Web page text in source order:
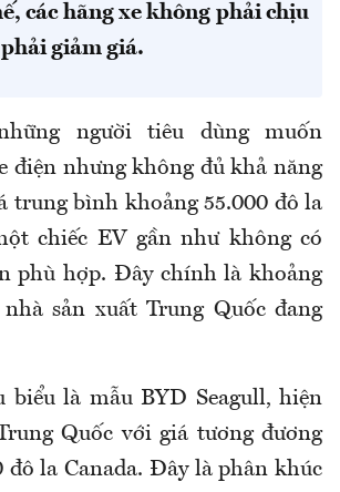
các hãng xe không phải chịu
giảm giá.
người tiêu dùng muốn
điện nhưng không đủ khả năng
trung bình khoảng 55.000 đô la
chiếc EV gần như không có
phù hợp. Đây chính là khoảng
sản xuất Trung Quốc đang
là mẫu BYD Seagull, hiện
Quốc với giá tương đương
đô la Canada. Đây là phân khúc